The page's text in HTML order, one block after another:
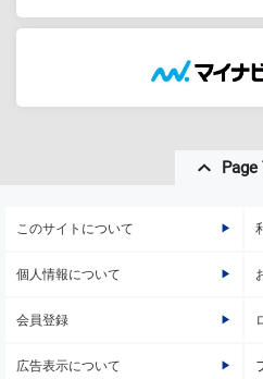
Page
このサイトについて
個人情報について
会員登録
広告表示について